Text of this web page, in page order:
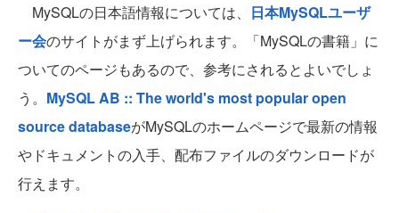
MySQLの日本語情報については、 日本MySQLユーザ
ー会のサイトがまず上げられます。「MySQLの書籍」に
ついてのページもあるので、参考にされるとよいでしょ
う。 MySQL AB :: The world's most popular open
source databaseがMySQLのホームページで最新の情報
やドキュメントの入手、配布ファイルのダウンロードが
行えます。